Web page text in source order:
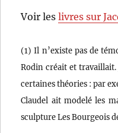
Voir leslivres sur
(1) Il n’existe pas de
Rodin créait et
certaines théories : par
Claudel ait modelé les
sculpture Les Bourgeois